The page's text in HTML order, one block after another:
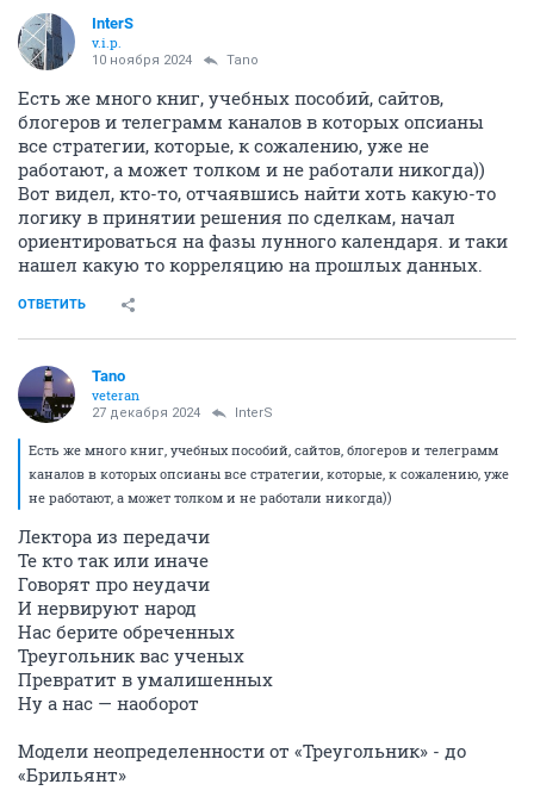
InterS
v.i.p.
10 ноября 2024 Tano
Есть же много книг, учебных пособий, сайтов,
блогеров и телеграмм каналов в которых опсианы
все стратегии, которые, к сожалению, уже не
работают, а может толком и не работали никогда))
Вот видел, кто-то, отчаявшись найти хоть какую-то
логику в принятии решения по сделкам, начал
ориентироваться на фазы лунного календаря. и таки
нашел какую то корреляцию на прошлых данных.
ОТВЕТИТЬ
Tano
veteran
27 декабря 2024 InterS
Есть же много книг, учебных пособий, сайтов, блогеров и телеграмм
каналов в которых опсианы все стратегии, которые, к сожалению, уже
не работают, а может толком и не работали никогда))
Лектора из передачи
Те кто так или иначе
Говорят про неудачи
И нервируют народ
Нас берите обреченных
Треугольник вас ученых
Превратит в умалишенных
Hy а нас — наоборот
Модели неопределенности от «Треугольник» - до
«Брильянт»